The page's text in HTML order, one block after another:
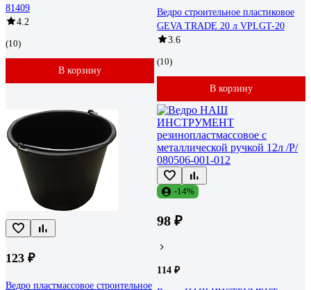
81409
4.2
(10)
В корзину
Ведро строительное пластиковое
GEVA TRADE 20 л VPLGT-20
3.6
(10)
В корзину
123 ₽
Ведро пластмассовое строительное
-14%
98 ₽
114 ₽